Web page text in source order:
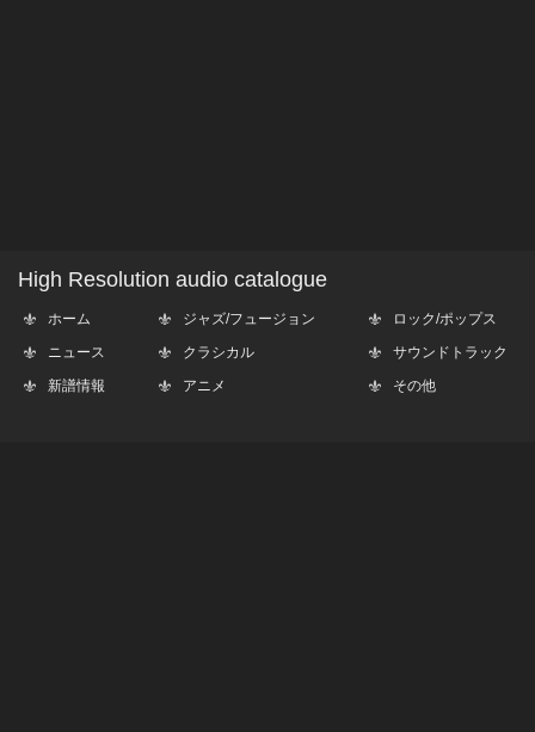
High Resolution audio catalogue
ホーム
ニュース
新譜情報
ジャズ/フュージョン
クラシカル
アニメ
ロック/ポップス
サウンドトラック
その他